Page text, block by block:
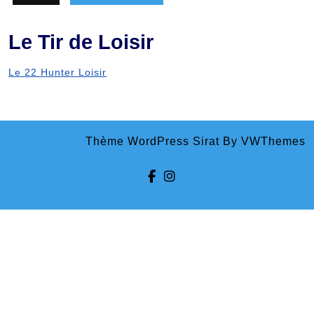
Le Tir de Loisir
Le 22 Hunter Loisir
Thème WordPress Sirat By VWThemes
Facebook
Instagram